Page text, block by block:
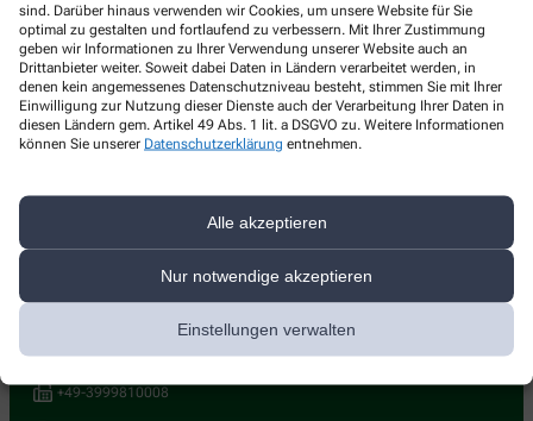
sind. Darüber hinaus verwenden wir Cookies, um unsere Website für Sie
optimal zu gestalten und fortlaufend zu verbessern. Mit Ihrer Zustimmung
geben wir Informationen zu Ihrer Verwendung unserer Website auch an
Drittanbieter weiter. Soweit dabei Daten in Ländern verarbeitet werden, in
denen kein angemessenes Datenschutzniveau besteht, stimmen Sie mit Ihrer
Einwilligung zur Nutzung dieser Dienste auch der Verarbeitung Ihrer Daten in
diesen Ländern gem. Artikel 49 Abs. 1 lit. a DSGVO zu. Weitere Informationen
können Sie unserer Datenschutzerklärung entnehmen.
Alle akzeptieren
Nur notwendige akzeptieren
Einstellungen verwalten
Marien-Apotheke
17121 Loitz
+49-3999810381
+49-3999810008